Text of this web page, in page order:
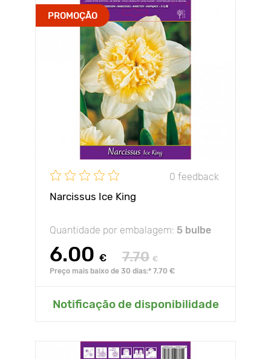
PROMOÇÃO
0 feedback
Narcissus Ice King
Quantidade por embalagem: 5 bulbe
6.00 € 7.70 €
Preço mais baixo de 30 dias:* 7.70 €
Notificação de disponibilidade